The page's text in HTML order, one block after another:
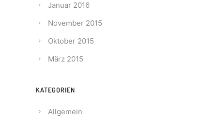
Januar 2016
November 2015
Oktober 2015
März 2015
KATEGORIEN
Allgemein